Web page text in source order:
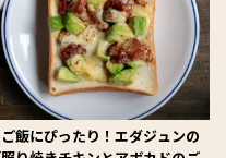
飯にぴったり！エダジュンの